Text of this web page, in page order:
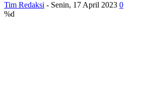
Tim Redaksi - Senin, 17 April 2023 0
%d